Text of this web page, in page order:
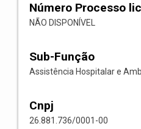
Número Processo
NÃO DISPONÍVEL
Sub-Função
Assistência Hospitalar e
Cnpj
26.881.736/0001-00